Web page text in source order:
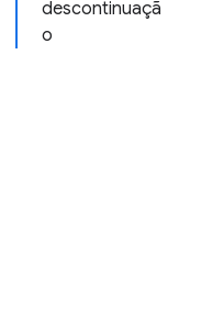
descontinuaçã
o